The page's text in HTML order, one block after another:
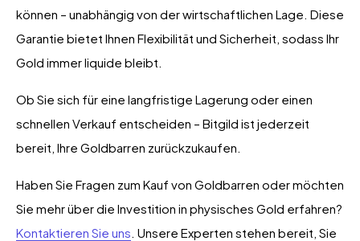
können – unabhängig von der wirtschaftlichen Lage. Diese
Garantie bietet Ihnen Flexibilität und Sicherheit, sodass Ihr
Gold immer liquide bleibt.
Ob Sie sich für eine langfristige Lagerung oder einen
schnellen Verkauf entscheiden – Bitgild ist jederzeit
bereit, Ihre Goldbarren zurückzukaufen.
Haben Sie Fragen zum Kauf von Goldbarren oder möchten
Sie mehr über die Investition in physisches Gold erfahren?
Kontaktieren Sie uns. Unsere Experten stehen bereit, Sie